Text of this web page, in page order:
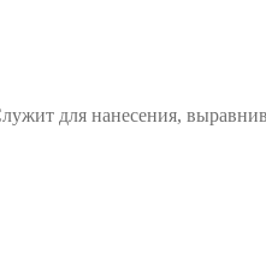
для нанесения,